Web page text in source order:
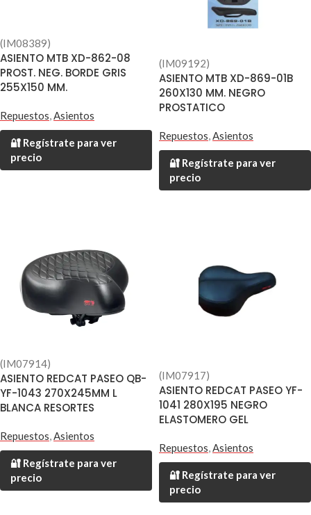
(IM08389)
ASIENTO MTB XD-862-08
PROST. NEG. BORDE GRIS
255X150 MM.
Repuestos,Asientos
🔐 Regístrate para ver
precio
(IM09192)
ASIENTO MTB XD-869-01B
260X130 MM. NEGRO
PROSTATICO
Repuestos,Asientos
🔐 Regístrate para ver
precio
(IM07914)
ASIENTO REDCAT PASEO QB-
YF-1043 270X245MM L
BLANCA RESORTES
Repuestos,Asientos
🔐 Regístrate para ver
precio
(IM07917)
ASIENTO REDCAT PASEO YF-
1041 280X195 NEGRO
ELASTOMERO GEL
Repuestos,Asientos
🔐 Regístrate para ver
precio